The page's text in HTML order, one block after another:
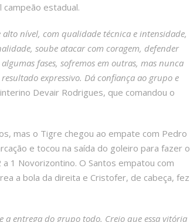
estadual.
nível, com qualidade técnica e intensidade,
soube atacar com coragem, defender
fases, sofremos em outras, mas nunca
expressivo. Dá confiança ao grupo e
Devair Rodrigues, que comandou o
mas o Tigre chegou ao empate com Pedro
e tocou na saída do goleiro para fazer o
1 Novorizontino. O Santos empatou com
a bola da direita e Cristofer, de cabeça, fez
entrega do grupo todo. Creio que essa vitória